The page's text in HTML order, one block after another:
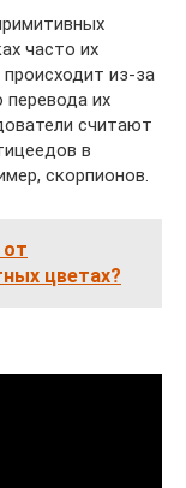
часто их
из-за
перевода их
считают
в
скорпионов.
от
цветах?